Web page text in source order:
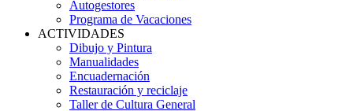
Autogestores
Programa de Vacaciones
ACTIVIDADES
Dibujo y Pintura
Manualidades
Encuadernación
Restauración y reciclaje
Taller de Cultura General